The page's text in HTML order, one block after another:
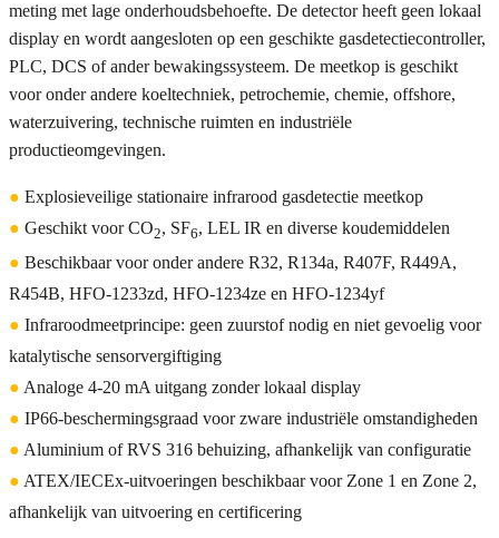
meting met lage onderhoudsbehoefte. De detector heeft geen lokaal
display en wordt aangesloten op een geschikte gasdetectiecontroller,
PLC, DCS of ander bewakingssysteem. De meetkop is geschikt
voor onder andere koeltechniek, petrochemie, chemie, offshore,
waterzuivering, technische ruimten en industriële
productieomgevingen.
● Explosieveilige stationaire infrarood gasdetectie meetkop
● Geschikt voor CO2, SF6, LEL IR en diverse koudemiddelen
● Beschikbaar voor onder andere R32, R134a, R407F, R449A,
R454B, HFO-1233zd, HFO-1234ze en HFO-1234yf
● Infraroodmeetprincipe: geen zuurstof nodig en niet gevoelig voor
katalytische sensorvergiftiging
● Analoge 4-20 mA uitgang zonder lokaal display
● IP66-beschermingsgraad voor zware industriële omstandigheden
● Aluminium of RVS 316 behuizing, afhankelijk van configuratie
● ATEX/IECEx-uitvoeringen beschikbaar voor Zone 1 en Zone 2,
afhankelijk van uitvoering en certificering